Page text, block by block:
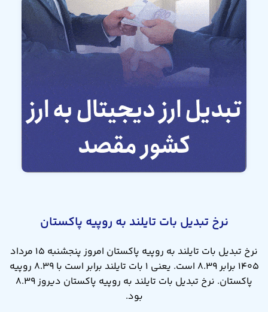
نرخ تبدیل بات تایلند به روپیه پاکستان
نرخ تبدیل بات تایلند به روپیه پاکستان امروز پنجشنبه ۱۵ مرداد
۱۴۰۵ برابر ۸.۳۹ است. یعنی ۱ بات تایلند برابر است با ۸.۳۹ روپیه
پاکستان. نرخ تبدیل بات تایلند به روپیه پاکستان دیروز ۸.۳۹
بود.